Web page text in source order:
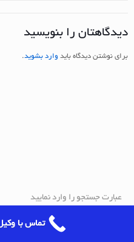
دیدگاهتان را بنویسید
برای نوشتن دیدگاه باید وارد بشوید.
تماس با